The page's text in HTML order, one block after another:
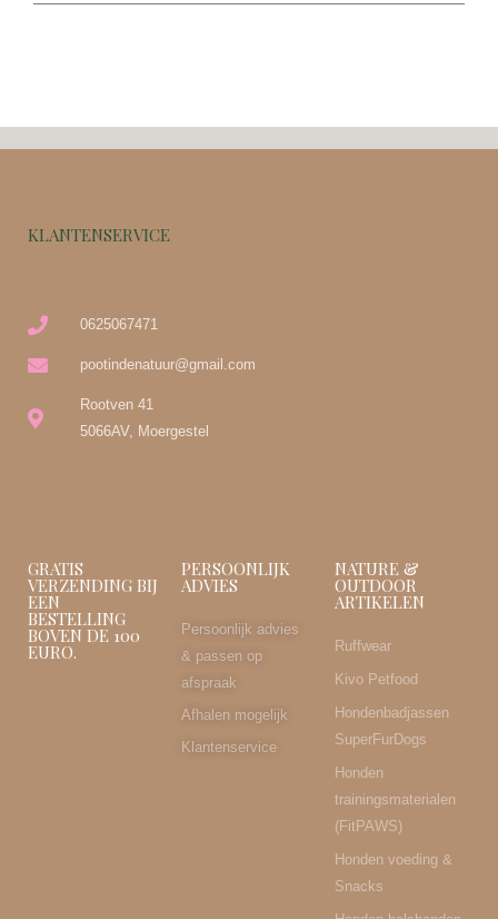
KLANTENSERVICE
0625067471
pootindenatuur@gmail.com
Rootven 41
5066AV, Moergestel
GRATIS
VERZENDING BIJ
EEN
BESTELLING
BOVEN DE 100
EURO.
PERSOONLIJK
ADVIES
Persoonlijk advies
& passen op
afspraak
Afhalen mogelijk
Klantenservice
NATURE &
OUTDOOR
ARTIKELEN
Ruffwear
Kivo Petfood
Hondenbadjassen
SuperFurDogs
Honden
trainingsmaterialen
(FitPAWS)
Honden voeding &
Snacks